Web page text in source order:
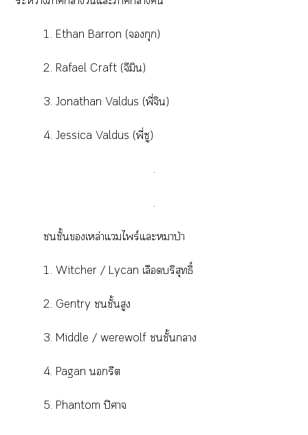
1. Ethan Barron (กุก)
2. Rafael Craft (จีมิน)
3. Jonathan Valdus (พี่จิน)
4. Jessica Valdus (พี่ซู)
.
.
ชั้นเหล่าแไพร์แะหมาป่า
1. Witcher / Lycan เลือดบริสุทธิ์
2. Gentry ชั้นสูง
3. Middle / werewolf ชั้นา
4. Pagan นอกรีต
5. Phantom ปิศาจ